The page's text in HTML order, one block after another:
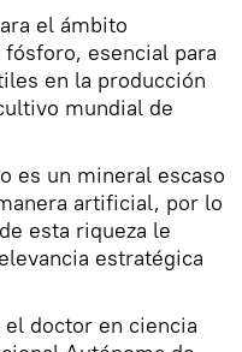
el ámbito
esencial para
en la producción
mundial de
es un mineral escaso
artificial, por lo
esta riqueza le
estratégica
el doctor en ciencia